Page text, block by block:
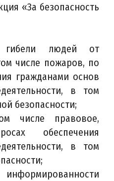
«За безопасность
гибели людей от
числе пожаров, по
гражданами основ
в том
безопасности;
числе правовое,
обеспечения
в том